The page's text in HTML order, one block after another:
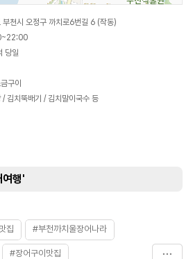
부천시 오정구 까치로6번길 6 (작동)
당일
구이
/ 김치뚝배기 / 김치말이국수 등
여행'
집 #부천까치울장어나라
#장어구이맛집